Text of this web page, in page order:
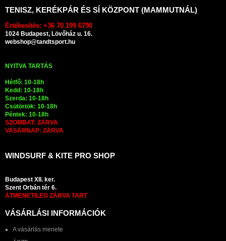
TENISZ, KERÉKPÁR ÉS SÍ KÖZPONT (MAMMUTNÁL)
Értékesítés: +36 70 199 6790
1024 Budapest, Lövőház u. 16.
webshop@tandtsport.hu
NYITVA TARTÁS
Hétfő: 10-18h
Kedd: 10-18h
Szerda: 10-18h
Csütörtök: 10-18h
Péntek: 10-18h
SZOMBAT: ZÁRVA
VASÁRNAP: ZÁRVA
WINDSURF & KITE PRO SHOP
Budapest XII. ker.
Szent Orbán tér 6.
ÁTMENETILEG ZÁRVA TART
VÁSÁRLÁSI INFORMÁCIÓK
A vásárlás menete